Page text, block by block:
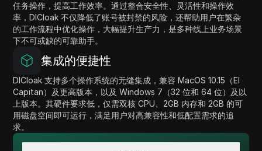
任务操作，提高工作效率。通过整合安全性、灵活性和操作效
率，DICloak 不仅降低了账号被封禁的风险，还帮助用户在繁杂
的工作流程中优化操作，大幅提升生产力，是多种线上业务场景
下不可或缺的可靠助手。
集成的便捷性
DICloak 支持多个操作系统的无缝集成，兼容 MacOS 10.15（El
Capitan）及更高版本，以及 Windows 7（32 位和 64 位）及以
上版本。其硬件要求低，仅需双核 CPU、2GB 内存和 2GB 的可
用磁盘空间即可运行，满足用户对高兼容性和低配置需求的追
求。